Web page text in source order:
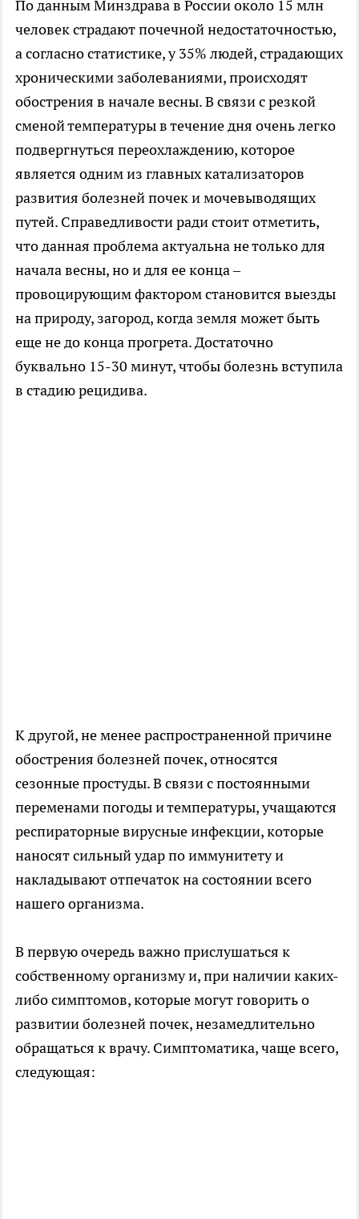
По данным Минздрава в России около 15 млн
человек страдают почечной недостаточностью,
а согласно статистике, у 35% людей, страдающих
хроническими заболеваниями, происходят
обострения в начале весны. В связи с резкой
сменой температуры в течение дня очень легко
подвергнуться переохлаждению, которое
является одним из главных катализаторов
развития болезней почек и мочевыводящих
путей. Справедливости ради стоит отметить,
что данная проблема актуальна не только для
начала весны, но и для ее конца –
провоцирующим фактором становится выезды
на природу, загород, когда земля может быть
еще не до конца прогрета. Достаточно
буквально 15-30 минут, чтобы болезнь вступила
в стадию рецидива.
К другой, не менее распространенной причине
обострения болезней почек, относятся
сезонные простуды. В связи с постоянными
переменами погоды и температуры, учащаются
респираторные вирусные инфекции, которые
наносят сильный удар по иммунитету и
накладывают отпечаток на состоянии всего
нашего организма.
В первую очередь важно прислушаться к
собственному организму и, при наличии каких-
либо симптомов, которые могут говорить о
развитии болезней почек, незамедлительно
обращаться к врачу. Симптоматика, чаще всего,
следующая: